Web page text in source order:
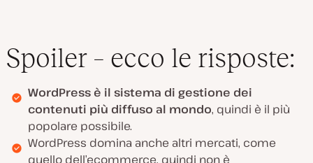
Spoiler – ecco le risposte:
WordPress è il sistema di gestione dei
contenuti più diffuso al mondo, quindi è il più
popolare possibile.
WordPress domina anche altri mercati, come
quello dell’ecommerce, quindi non è